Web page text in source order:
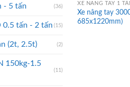
- 5 tấn (36)
0.5 tấn - 2 tấn (15)
(2t, 2.5t) (2)
150kg-1.5
(11)
XE NÂNG TAY 1
Xe nâng tay
685x1220mm)